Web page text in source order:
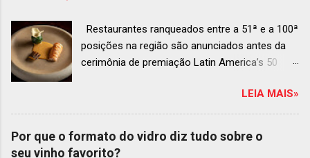
Restaurantes ranqueados entre a 51ª e a 100ª
posições na região são anunciados antes da
cerimônia de premiação Latin America’s 50
de dezembro em Antígua, Guatemala
Prato do Origem, o brasileiro mais
bem ranqueado na lista estendida O Latin
America’s 50 Best Restaurants anunciou hoje a
LEIA MAIS»
Por que o formato do vidro diz tudo sobre o
seu vinho favorito?